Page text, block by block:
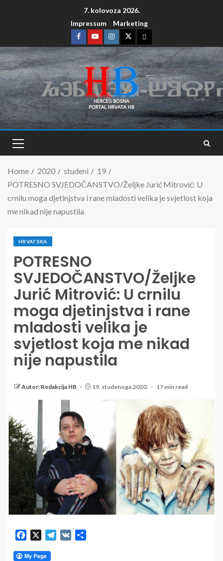
7. kolovoza 2026.
Impressum
Marketing
Home 2020 studeni
19
POTRESNO SVJEDOČANSTVO/Željke Jurić Mitrović: U
crnilu moga djetinjstva i rane mladosti velika je svjetlost koja
me nikad nije napustila
HRVATSKA
POTRESNO
SVJEDOČANSTVO/Željke
Jurić Mitrović: U crnilu
moga djetinjstva i rane
mladosti velika je
svjetlost koja me nikad
nije napustila
Autor: Redakcija HB 19. studenoga 2020. 17 min read
Facebook Telegram
VK